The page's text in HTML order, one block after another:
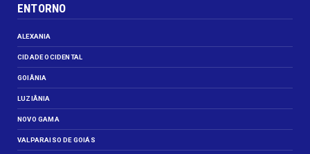
ENTORNO
ALEXANIA
CIDADE OCIDENTAL
GOIÂNIA
LUZIÂNIA
NOVO GAMA
VALPARAISO DE GOIÁS